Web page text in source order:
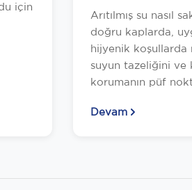
için
Arıtılmış su nasıl
doğru kaplarda,
hijyenik koşullarda
suyun tazeliğini ve
korumanın püf
Devam